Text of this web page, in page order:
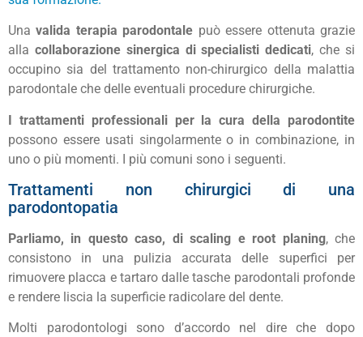
Unavalida terapia parodontale può essere ottenuta grazie
alla collaborazione sinergica di specialisti dedicati, che si
occupino sia del trattamento non-chirurgico della malattia
parodontale che delle eventuali procedure chirurgiche.
I trattamenti professionali per la cura della parodontite
possono essere usati singolarmente o in combinazione, in
uno o più momenti. I più comuni sono i seguenti.
Trattamenti non chirurgici di una
parodontopatia
Parliamo, in questo caso, di scaling e root planing, che
consistono in una pulizia accurata delle superfici per
rimuovere placca e tartaro dalle tasche parodontali profonde
e rendere liscia la superficie radicolare del dente.
Molti parodontologi sono d’accordo nel dire che dopo